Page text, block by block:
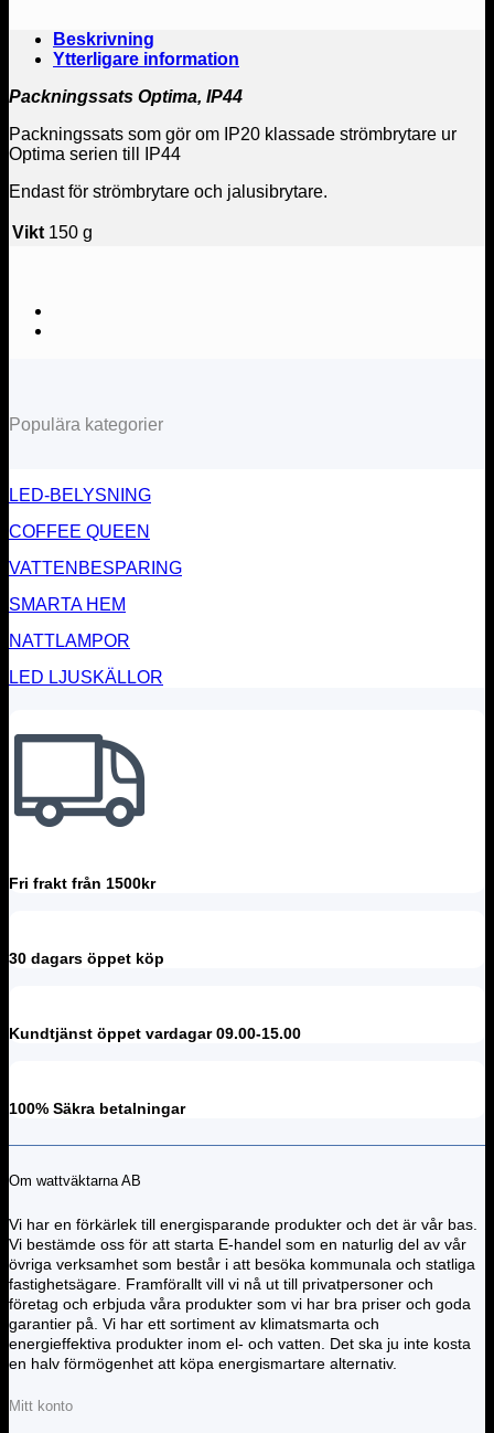
Beskrivning
Ytterligare information
Packningssats Optima, IP44
Packningssats som gör om IP20 klassade strömbrytare ur
Optima serien till IP44
Endast för strömbrytare och jalusibrytare.
Vikt 150 g
Populära kategorier
LED-BELYSNING
COFFEE QUEEN
VATTENBESPARING
SMARTA HEM
NATTLAMPOR
LED LJUSKÄLLOR
Fri frakt från 1500kr
30 dagars öppet köp
Kundtjänst öppet vardagar 09.00-15.00
100% Säkra betalningar
Om wattväktarna AB
Vi har en förkärlek till energisparande produkter och det är vår bas.
Vi bestämde oss för att starta E-handel som en naturlig del av vår
övriga verksamhet som består i att besöka kommunala och statliga
fastighetsägare. Framförallt vill vi nå ut till privatpersoner och
företag och erbjuda våra produkter som vi har bra priser och goda
garantier på. Vi har ett sortiment av klimatsmarta och
energieffektiva produkter inom el- och vatten. Det ska ju inte kosta
en halv förmögenhet att köpa energismartare alternativ.
Mitt konto